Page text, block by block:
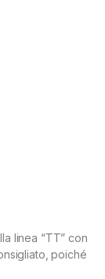
linea “TT” con
poiché